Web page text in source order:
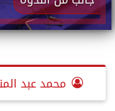
محمد عبد